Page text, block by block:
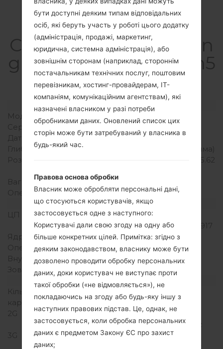
СпецифікаціяSamsun
g SM-G5528Galaxy On5
2016 4G+
Модель та її характеристики
Модель
SamsungSM-G5528
Серія
Galaxy On5 2016 4G+
Дата випуску
Листопад, 2016
Глибина
8.1 міліметрів (0.32 дюйма)
Розміри (ширина/висота)
142.8 x 69.5 міліметрів (5.62
Вага
143 грам (5.04 унції)
Операційна система
Android Nougat 7.1.1
Апаратне забезпечення
ЦП (процесор)
1.4Ghz Qualcomm
Snapdragon 425 MSM8917
Ядра процесора
Чотирьохядерний
Оперативна память
2GB
Внутрішня память
16GB
Зовнішня память
microSD, до 128Gb
Мережа та дані
Кількість місць для сім
карт
2G
GSM
850/900/1800/1900MHz
3G
HSDPA
бути доступні деяким типам відповідальних
осіб, які беруть участь у роботі цього додатку
(адміністрація, продажі, маркетинг,
юридична, системна адміністрація), або
зовнішнім сторонам (наприклад, стороннім
постачальникам технічних послуг, поштовим
перевізникам, хостинг-провайдерам, ІТ-
компаніям, комунікаційним агентствам), які
назначені власником у разі потреби
обробниками даних. Оновлений список цих
сторін може бути затребуваний у власника в
будь-який час.
Правова основа обробки
Власник може обробляти персональні дані,
що стосуються користувачів, якщо
застосовується одне з наступного:
Користувачі дали свою згоду на одну або
більше конкретних цілей. Примітка: згідно з
деяким законодавством, власнику може бути
дозволено проводити обробку персональних
даних, доки користувач не виступає проти
такої обробки («не відмовляється»), не
покладаючись на згоду або будь-яку іншу з
наступних правових підстав. Це, однак, не
застосовується, коли обробка персональних
даних є предметом Закону ЄС про захист
даних;